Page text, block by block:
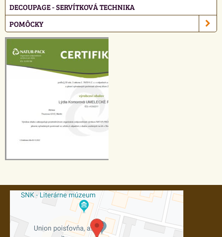
DECOUPAGE - SERVÍTKOVÁ TECHNIKA
POMÔCKY